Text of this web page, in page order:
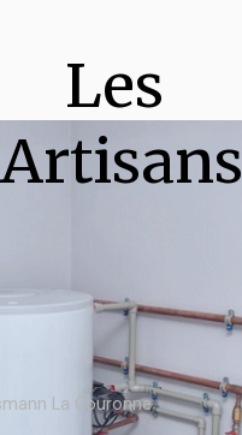
Les
Artisans
La Couronne